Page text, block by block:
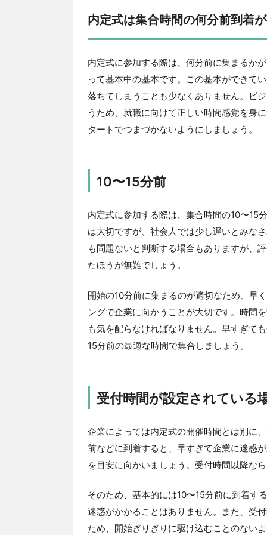
内定式は集合時間の何分前到着
内定式に参加する際は、何分前に集まるか
って基本中の基本です。この基本ができて
落ちてしまうことも少なくありません。ビ
うため、就職に向けて正しい時間感覚を身
タートでつまづかないようにしましょう。
10〜15分前
内定式に参加する際は、集合時間の10〜15
は大切ですが、社会人では少し遅いとみな
も問題ないと判断する場合もありますが、
たほうが無難でしょう。
開始の10分前に集まるのが適切なため、早
ングで企業に向かうことが大切です。時間
も気を配らなければなりません。早すぎて
15分前の最適な時間で集合しましょう。
受付時間が設定されている
企業によっては内定式の開催時間とは別に
前などに到着すると、早すぎて企業に迷惑
を目安に向かいましょう。受付時間以降な
そのため、基本的には10〜15分前に到着す
迷惑がかかることはありません。また、受
ため、開始ぎりぎりに駆け込むことのない